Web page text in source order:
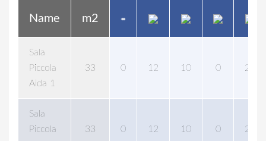
Name m2
Sala
Piccola
Aida 1
33 0 12 10 0 20
Sala
Piccola
33 0 12 10 0 20